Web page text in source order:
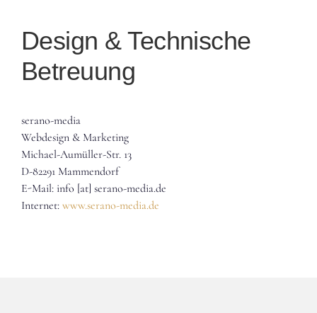
Design & Technische
Betreuung
serano-media
Webdesign & Marketing
Michael-Aumüller-Str. 13
D-82291 Mammendorf
E-Mail: info [at] serano-media.de
Internet: www.serano-media.de